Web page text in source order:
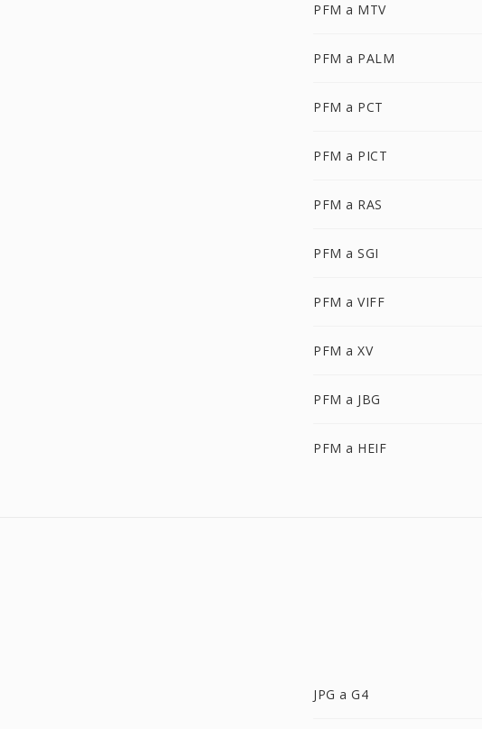
PFM a MTV
PFM a PALM
PFM a PCT
PFM a PICT
PFM a RAS
PFM a SGI
PFM a VIFF
PFM a XV
PFM a JBG
PFM a HEIF
JPG a G4